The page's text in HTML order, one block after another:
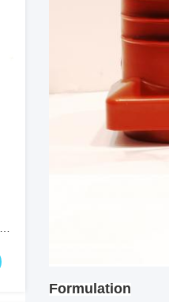
Formulation